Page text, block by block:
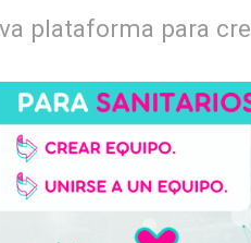
plataforma para